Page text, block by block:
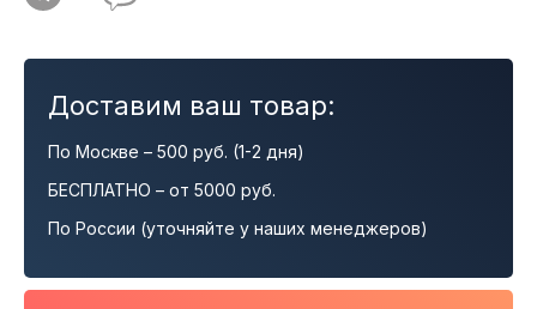
Доставим ваш товар:
По Москве – 500 руб. (1-2 дня)
БЕСПЛАТНО – от 5000 руб.
По России (уточняйте у наших менеджеров)